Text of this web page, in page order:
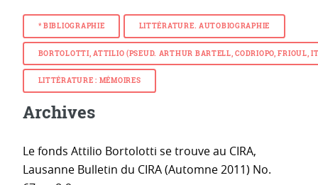
* BIBLIOGRAPHIE LITTÉRATURE. AUTOBIOGRAPHIE
BORTOLOTTI, ATTILIO (PSEUD. ARTHUR BARTELL, CODRIOPO, FRIOUL,
LITTÉRATURE : MÉMOIRES
Archives
Le fonds Attilio Bortolotti se trouve au CIRA,
Lausanne Bulletin du CIRA (Automne 2011) No.